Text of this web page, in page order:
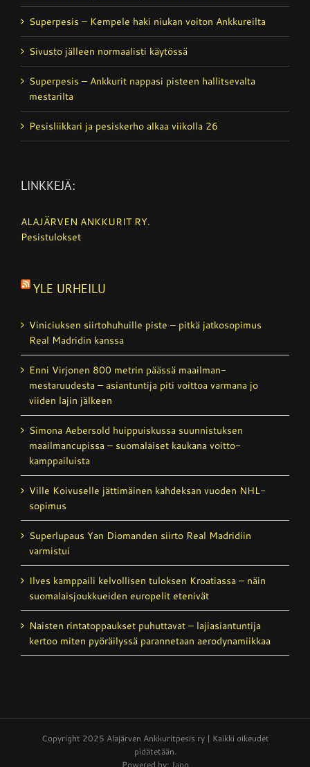
Superpesis – Kempele haki niukan voiton Ankkureilta
Sivusto jälleen normaalisti käytössä
Superpesis – Ankkurit nappasi pisteen hallitsevalta
mestarilta
Pesisliikkari ja pesiskerho alkaa viikolla 26
LINKKEJÄ:
ALAJÄRVEN ANKKURIT RY.
Pesistulokset
YLE URHEILU
Viniciuksen siirtohuhuille piste – pitkä jatkosopimus
Real Madridin kanssa
Enni Virjonen 800 metrin päässä maailman­
mestaruudesta – asiantuntija piti voittoa varmana jo
viiden lajin jälkeen
Simona Aebersold huippuiskussa suunnistuksen
maailmancupissa – suomalaiset kaukana voitto­
kamppailuista
Ville Koivuselle jättimäinen kahdeksan vuoden NHL-
sopimus
Superlupaus Yan Diomanden siirto Real Madridiin
varmistui
Ilves kamppaili kelvollisen tuloksen Kroatiassa – näin
suomalaisjoukkueiden europelit etenivät
Naisten rintatoppaukset puhuttavat – laji­asiantuntija
kertoo miten pyöräilyssä parannetaan aerodynamiikkaa
Copyright 2025 Alajärven Ankkuritpesis ry | Kaikki oikeudet
pidätetään.
Powered by: Japo